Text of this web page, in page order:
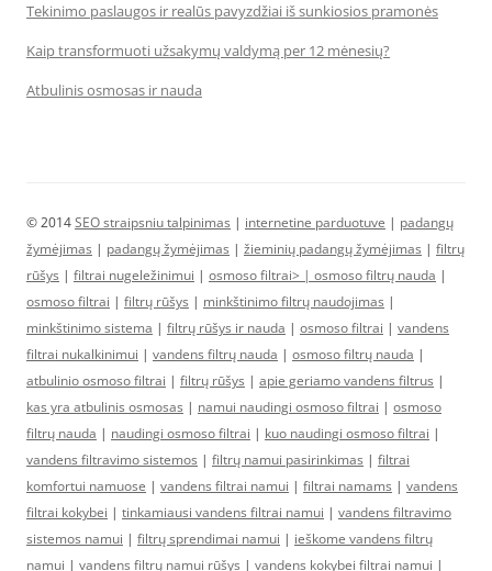
Tekinimo paslaugos ir realūs pavyzdžiai iš sunkiosios pramonės
Kaip transformuoti užsakymų valdymą per 12 mėnesių?
Atbulinis osmosas ir nauda
© 2014SEO straipsniu talpinimas | internetine parduotuve | padangų
žymėjimas | padangų žymėjimas | žieminių padangų žymėjimas | filtrų
rūšys | filtrai nugeležinimui | osmoso filtrai> | osmoso filtrų nauda |
osmoso filtrai | filtrų rūšys | minkštinimo filtrų naudojimas |
minkštinimo sistema | filtrų rūšys ir nauda | osmoso filtrai | vandens
filtrai nukalkinimui | vandens filtrų nauda | osmoso filtrų nauda |
atbulinio osmoso filtrai | filtrų rūšys | apie geriamo vandens filtrus |
kas yra atbulinis osmosas | namui naudingi osmoso filtrai | osmoso
filtrų nauda | naudingi osmoso filtrai | kuo naudingi osmoso filtrai |
vandens filtravimo sistemos | filtrų namui pasirinkimas | filtrai
komfortui namuose | vandens filtrai namui | filtrai namams | vandens
filtrai kokybei | tinkamiausi vandens filtrai namui | vandens filtravimo
sistemos namui | filtrų sprendimai namui | ieškome vandens filtrų
namui | vandens filtrų namui rūšys | vandens kokybei filtrai namui |